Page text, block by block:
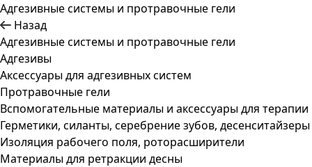
Адгезивные системы и протравочные гели
Назад
Адгезивные системы и протравочные гели
Адгезивы
Аксессуары для адгезивных систем
Протравочные гели
Вспомогательные материалы и аксессуары для терапии
Герметики, силанты, серебрение зубов, десенситайзеры
Изоляция рабочего поля, роторасширители
Материалы для ретракции десны